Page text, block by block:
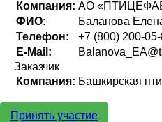
Компания: АО
ФИО:
Баланова
Телефон:
+7 (800) 200-
E-Mail:
Заказчик
Компания: Башкирская
Принять участие